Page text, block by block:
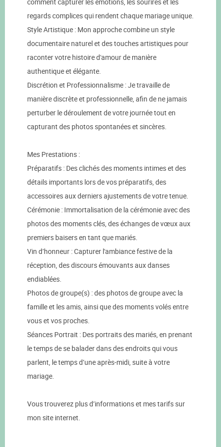
regards complices qui rendent chaque mariage unique.
Style Artistique : Mon approche combine un style
documentaire naturel et des touches artistiques pour
raconter votre histoire d'amour de manière
authentique et élégante.
Discrétion et Professionnalisme : Je travaille de
manière discrète et professionnelle, afin de ne jamais
perturber le déroulement de votre journée tout en
capturant des photos spontanées et sincères.
Mes Prestations :
Préparatifs : Des clichés des moments intimes et des
détails importants lors de vos préparatifs, des
accessoires aux derniers ajustements de votre tenue.
Cérémonie : Immortalisation de la cérémonie avec des
photos des moments clés, des échanges de vœux aux
premiers baisers en tant que mariés.
Vin d’honneur : Capturer l'ambiance festive de la
réception, des discours émouvants aux danses
endiablées.
Photos de groupe(s) : des photos de groupe avec la
famille et les amis, ainsi que des moments volés entre
vous et vos proches.
Séances Portrait : Des portraits des mariés, en prenant
le temps de se balader dans des endroits qui vous
parlent, le temps d’une après-midi, suite à votre
mariage.
Vous trouverez plus d’informations et mes tarifs sur
mon site internet.